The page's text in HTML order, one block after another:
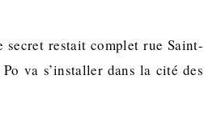
restait complet rue Saint-
va s’installer dans la cité des